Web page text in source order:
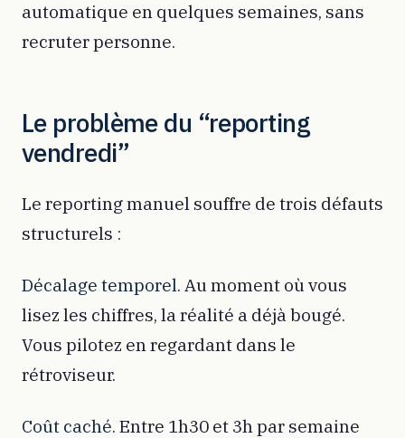
automatique en quelques semaines, sans
recruter personne.
Le problème du “reporting
vendredi”
Le reporting manuel souffre de trois défauts
structurels :
Décalage temporel. Au moment où vous
lisez les chiffres, la réalité a déjà bougé.
Vous pilotez en regardant dans le
rétroviseur.
Coût caché. Entre 1h30 et 3h par semaine